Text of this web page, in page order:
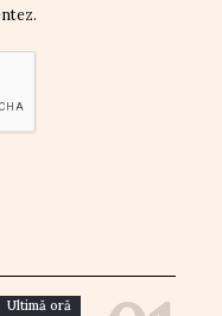
Ultimă oră